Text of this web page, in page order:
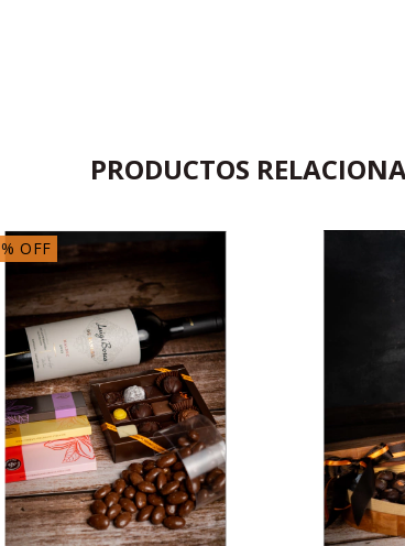
PRODUCTOS
% OFF